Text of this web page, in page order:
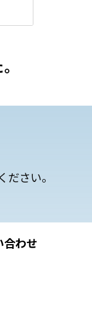
さい。
合わせ